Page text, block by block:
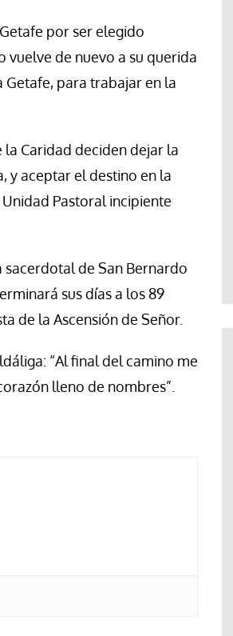
por ser elegido
vuelve de nuevo a su querida
Getafe, para trabajar en la
la Caridad deciden dejar la
y aceptar el destino en la
Pastoral incipiente
sacerdotal de San Bernardo
sus días a los 89
de la Ascensión de Señor.
“Al final del camino me
lleno de nombres”.